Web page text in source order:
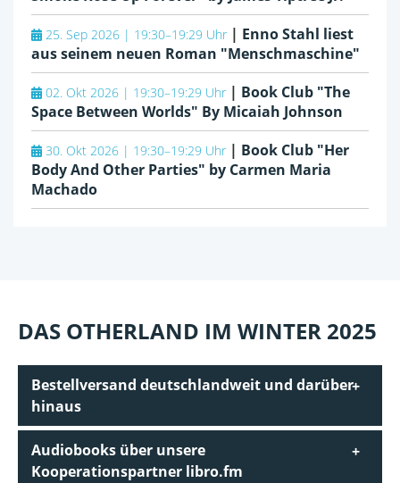
25. Sep 2026 | 19:30–19:29 Uhr | Enno Stahl liest
aus seinem neuen Roman "Menschmaschine"
02. Okt 2026 | 19:30–19:29 Uhr | Book Club "The
Space Between Worlds" By Micaiah Johnson
30. Okt 2026 | 19:30–19:29 Uhr | Book Club "Her
Body And Other Parties" by Carmen Maria
Machado
DAS OTHERLAND IM WINTER 2025
Bestellversand deutschlandweit und darüber
hinaus
Audiobooks über unsere
Kooperationspartner libro.fm